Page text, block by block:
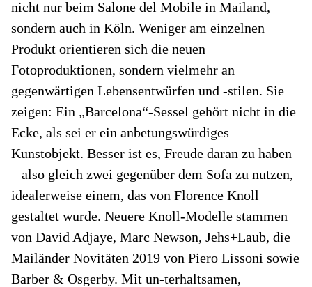
nicht nur beim Salone del Mobile in Mailand,
sondern auch in Köln. Weniger am einzelnen
Produkt orientieren sich die neuen
Fotoproduktionen, sondern vielmehr an
gegenwärtigen Lebensentwürfen und -stilen. Sie
zeigen: Ein „Barcelona“-Sessel gehört nicht in die
Ecke, als sei er ein anbetungswürdiges
Kunstobjekt. Besser ist es, Freude daran zu haben
– also gleich zwei gegenüber dem Sofa zu nutzen,
idealerweise einem, das von Florence Knoll
gestaltet wurde. Neuere Knoll-Modelle stammen
von David Adjaye, Marc Newson, Jehs+Laub, die
Mailänder Novitäten 2019 von Piero Lissoni sowie
Barber & Osgerby. Mit un-terhaltsamen,